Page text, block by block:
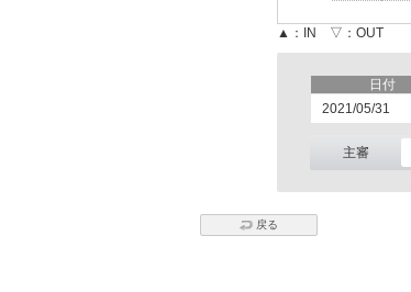
▲：IN ▽：OUT
日付
2021/05/31
主審
戻る